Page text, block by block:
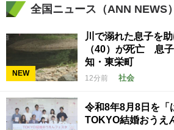
全国ニュース（ANN NEWS）
NEW
川で溺れた息子を
（40）が死亡 息
知・東栄町
12分前 社会
令和8年8月8日を「
TOKYO結婚おうえ